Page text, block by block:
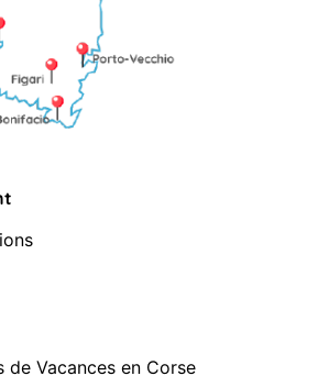
de Vacances en Corse